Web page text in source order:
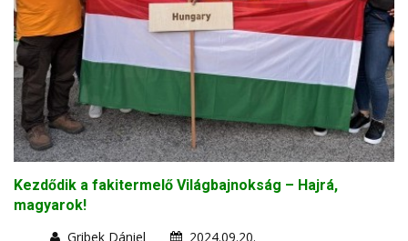
Kezdődik a fakitermelő Világbajnokság – Hajrá,
magyarok!
Gribek Dániel
2024.09.20.